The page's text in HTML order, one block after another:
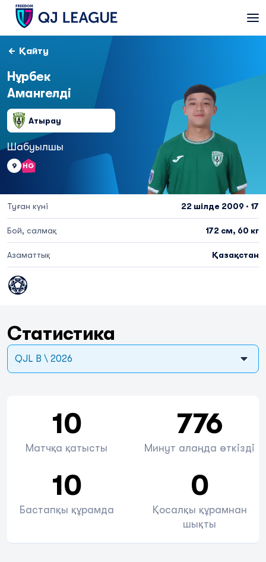
Қайту
Нұрбек
Амангелді
Атырау
Шабуылшы
9 HG
Туған күні 22 шілде 2009 · 17
Бой, салмақ 172 см, 60 кг
Азаматтық Қазақстан
Статистика
QJL B \ 2026
10
Матчқа қатысты
776
Минут алаңда өткізді
10
Бастапқы құрамда
0
Қосалқы құрамнан
шықты